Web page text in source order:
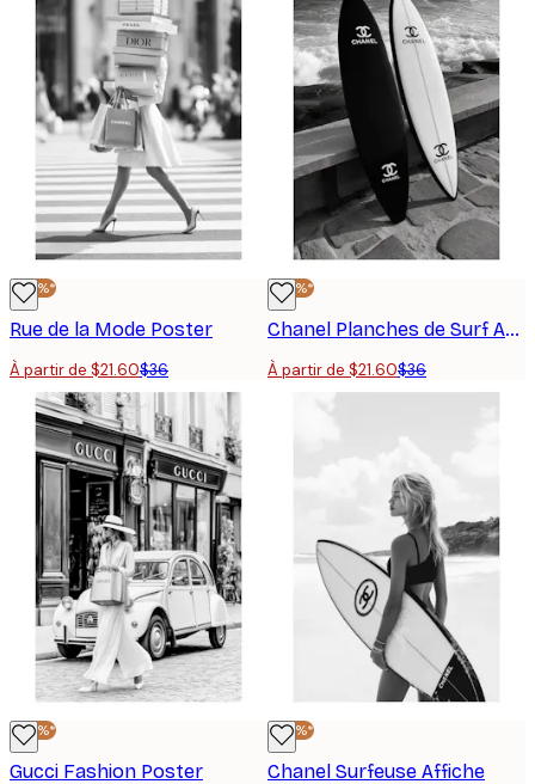
-40%*
Rue de la Mode Poster
À partir de $21.60$36
-40%*
Chanel Planches de Surf Affiche
À partir de $21.60$36
-40%*
Gucci Fashion Poster
-40%*
Chanel Surfeuse Affiche